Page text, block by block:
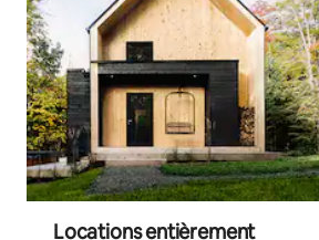
Locations entièrement